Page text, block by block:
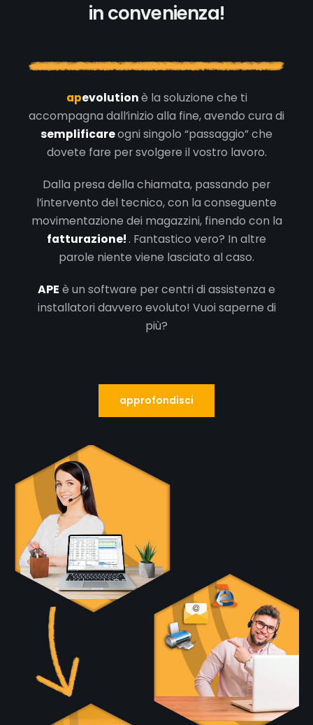
in convenienza!
apevolutionè la soluzione che ti
accompagna dall’inizio alla fine, avendo cura di
semplificareogni singolo “passaggio” che
dovete fare per svolgere il vostro lavoro.
Dalla presa della chiamata, passando per
l’intervento del tecnico, con la conseguente
movimentazione dei magazzini, finendo con la
fatturazione!. Fantastico vero? In altre
parole niente viene lasciato al caso.
APE è un software per centri di assistenza e
installatori davvero evoluto! Vuoi saperne di
più?
approfondisci